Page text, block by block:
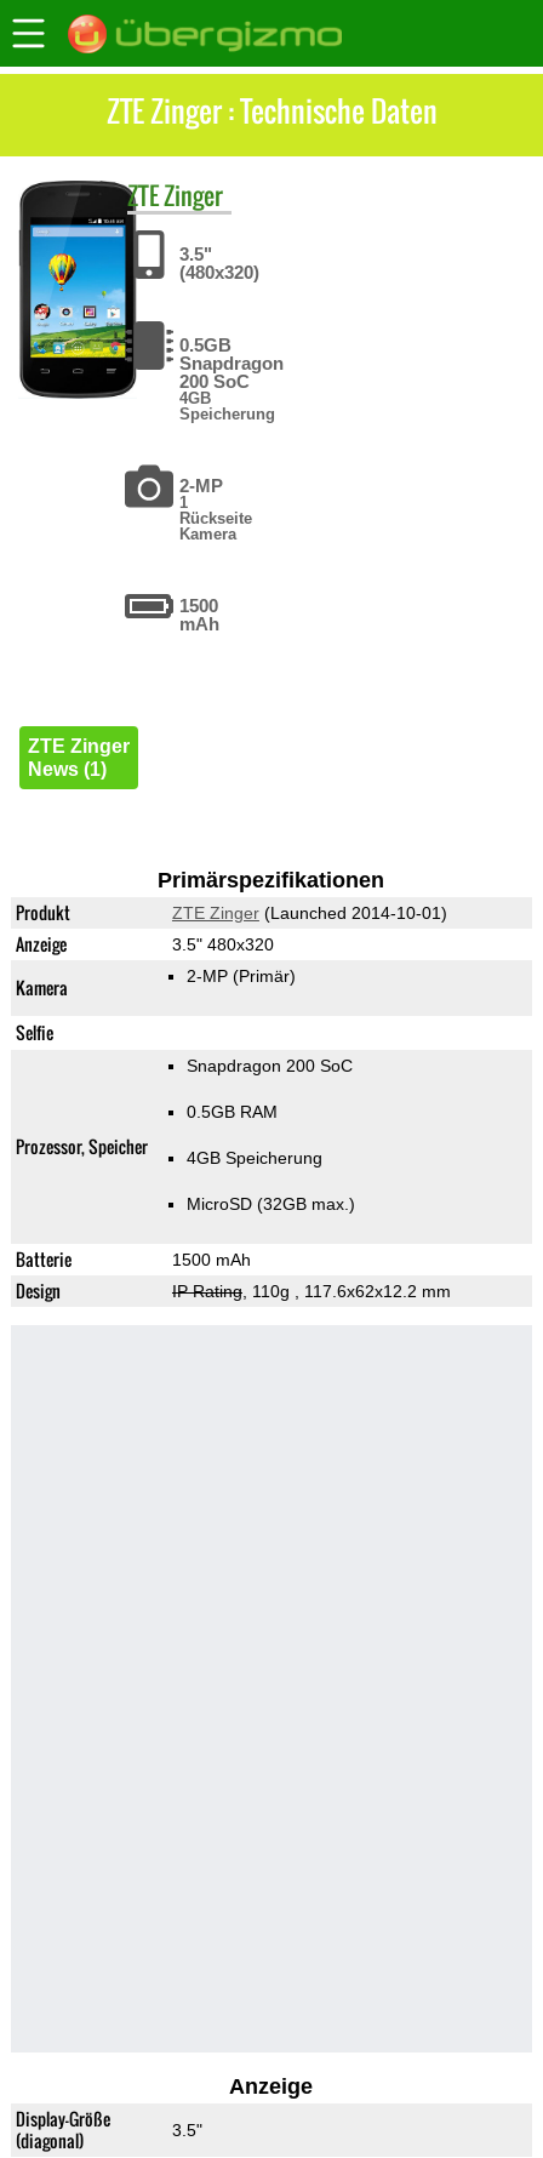
ZTE Zinger : Technische Daten
ZTEZinger
3.5"
(480x320)
0.5GB
Snapdragon
200 SoC
4GB
Speicherung
2-MP
1
Rückseite
Kamera
1500
mAh
ZTE Zinger
News (1)
Primärspezifikationen
Produkt ZTE Zinger(Launched 2014-10-01)
Anzeige 3.5" 480x320
Kamera 2-MP (Primär)
Selfie
Prozessor, Speicher
Snapdragon 200 SoC
0.5GB RAM
4GB Speicherung
MicroSD (32GB max.)
Batterie 1500 mAh
Design IP Rating, 110g , 117.6x62x12.2 mm
Anzeige
Display-Größe
(diagonal)
3.5"